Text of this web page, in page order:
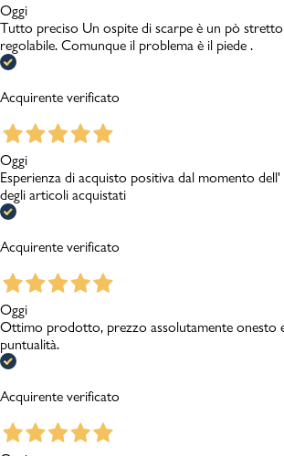
Oggi
Tutto preciso Un ospite di scarpe è un pò
regolabile. Comunque il problema è il piede .
Acquirente verificato
Oggi
Esperienza di acquisto positiva dal momento
degli articoli acquistati
Acquirente verificato
Oggi
Ottimo prodotto, prezzo assolutamente onesto
puntualità.
Acquirente verificato